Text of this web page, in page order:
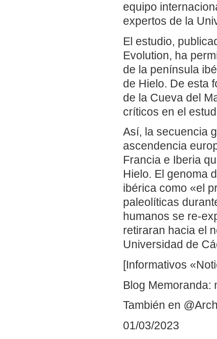
equipo
expertos de la
El estudio,
Evolution, ha
de la península
de Hielo. De esta
de la Cueva del
críticos en el
Así, la secuencia
ascendencia
Francia e Iberia
Hielo. El genoma
ibérica como «el
paleolíticas
humanos se re-
retiraran hacia el
Universidad de
[Informativos
Blog Memoranda:
También en
01/03/2023